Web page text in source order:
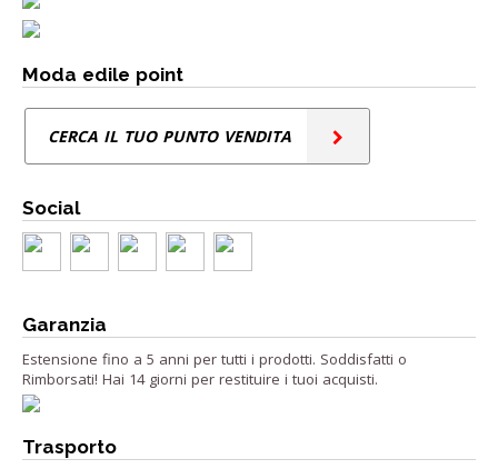
Moda edile point
CERCA IL TUO PUNTO VENDITA
Social
Garanzia
Estensione fino a 5 anni per tutti i prodotti. Soddisfatti o
Rimborsati! Hai 14 giorni per restituire i tuoi acquisti.
Trasporto